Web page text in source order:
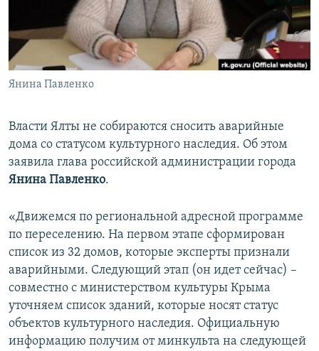
ПОБЕДИТЕЛЕЙ НЕ СУДЯТ?
КРЫМ.НЕПОКОРЕННЫЙ
ELIFBE
УКРАИНСКАЯ ПРОБЛЕМА КРЫМА
ПРИСОЕДИНЯЙТЕСЬ!
Янина Павленко
Власти Ялты не собираются сносить аварийные
дома со статусом культурного наследия. Об этом
заявила глава российской администрации города
Янина Павленко.
«Движемся по региональной адресной программе
по переселению. На первом этапе сформирован
список из 32 домов, которые эксперты признали
аварийными. Следующий этап (он идет сейчас) –
совместно с министерством культуры Крыма
уточняем список зданий, которые носят статус
объектов культурного наследия. Официальную
информацию получим от минкульта на следующей